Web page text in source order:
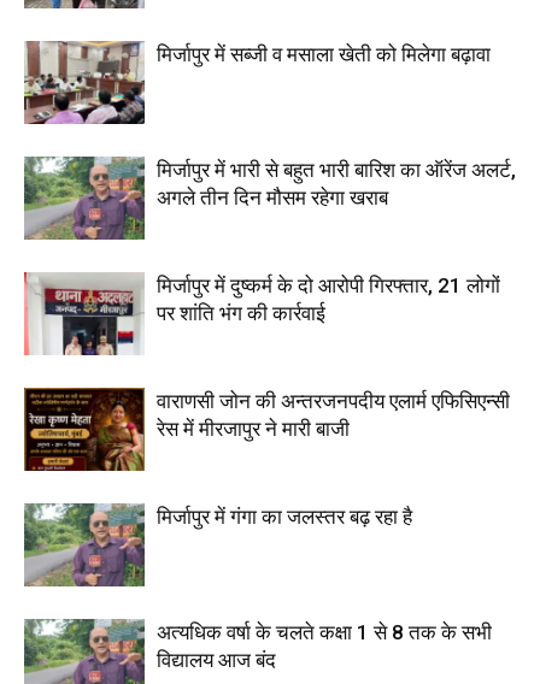
मिर्जापुर में सब्जी व मसाला खेती को मिलेगा बढ़ावा
मिर्जापुर में भारी से बहुत भारी बारिश का ऑरेंज अलर्ट,
अगले तीन दिन मौसम रहेगा खराब
मिर्जापुर में दुष्कर्म के दो आरोपी गिरफ्तार, 21 लोगों
पर शांति भंग की कार्रवाई
वाराणसी जोन की अन्तरजनपदीय एलार्म एफिसिएन्सी
रेस में मीरजापुर ने मारी बाजी
मिर्जापुर में गंगा का जलस्तर बढ़ रहा है
अत्यधिक वर्षा के चलते कक्षा 1 से 8 तक के सभी
विद्यालय आज बंद